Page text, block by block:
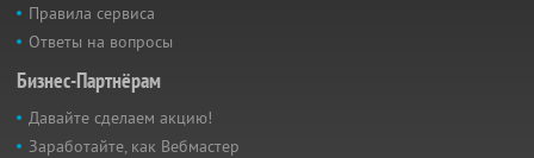
Правила сервиса
Ответы на вопросы
Бизнес-Партнёрам
Давайте сделаем акцию!
Заработайте, как Вебмастер